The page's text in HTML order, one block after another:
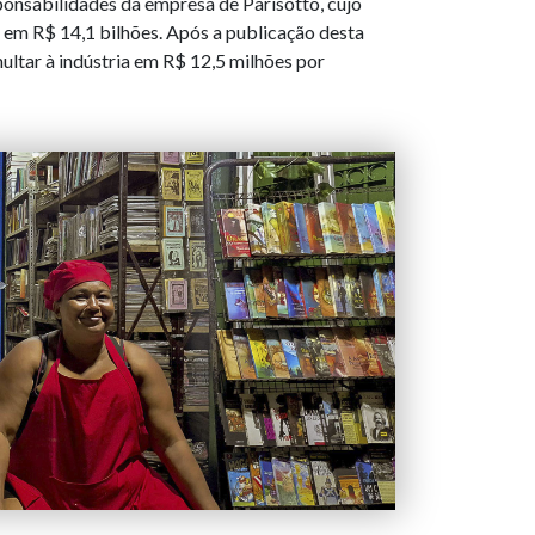
R$ 14,1 bilhões. Após a publicação desta
à indústria em R$ 12,5 milhões por